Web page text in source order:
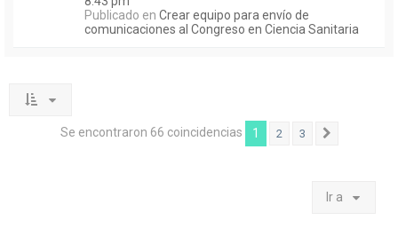
Publicado en Crear equipo para envío de
comunicaciones al Congreso en Ciencia Sanitaria
Se encontraron 66 coincidencias 1 2 3
Ir a